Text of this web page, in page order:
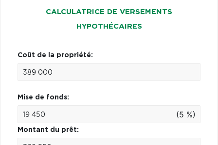
CALCULATRICE DE VERSEMENTS
HYPOTHÉCAIRES
Coût de la propriété:
Mise de fonds:
(5 %)
Montant du prêt: